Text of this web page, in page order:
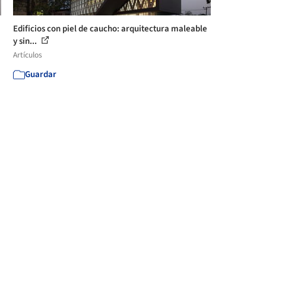
Edificios con piel de caucho: arquitectura maleable
y sin...
Artículos
Guardar